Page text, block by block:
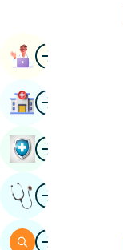
ImageBook
ImageОорукана
ImageДен
ImageЭксперттин
ImageИздөө